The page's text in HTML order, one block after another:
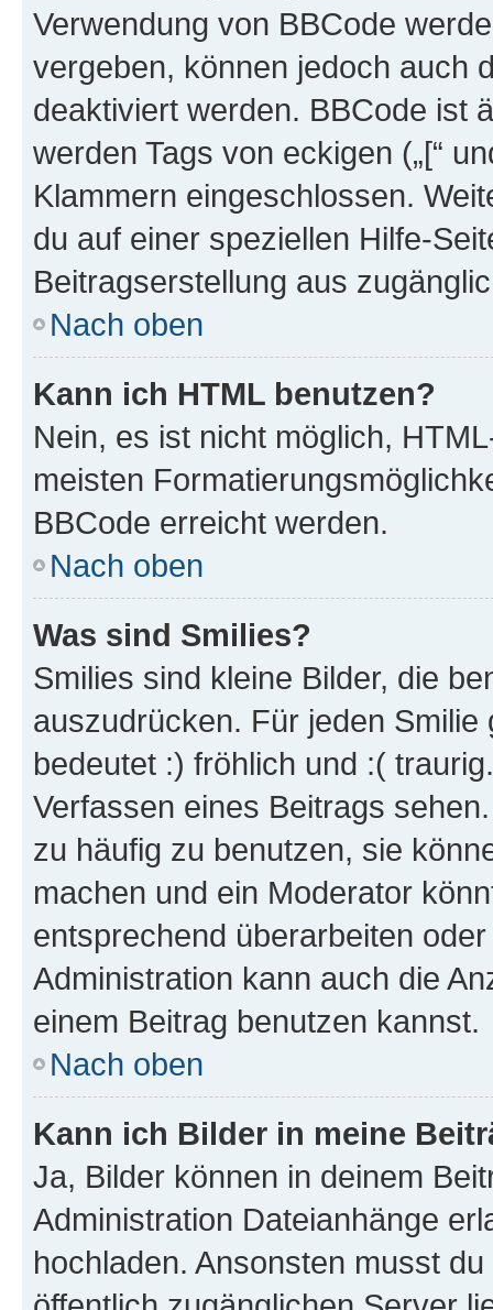
Verwendung von BBCode
vergeben, können jedoch auch
deaktiviert werden. BBCode ist
werden Tags von eckigen („[“
Klammern eingeschlossen.
du auf einer speziellen Hilfe-
Beitragserstellung aus
Nach oben
Kann ich HTML benutzen?
Nein, es ist nicht möglich,
meisten
BBCode erreicht werden.
Nach oben
Was sind Smilies?
Smilies sind kleine Bilder, die
auszudrücken. Für jeden
bedeutet :) fröhlich und :(
Verfassen eines Beitrags
zu häufig zu benutzen, sie
machen und ein Moderator
entsprechend überarbeiten
Administration kann auch die
einem Beitrag benutzen kannst.
Nach oben
Kann ich Bilder in meine
Ja, Bilder können in deinem
Administration Dateianhänge
hochladen. Ansonsten musst